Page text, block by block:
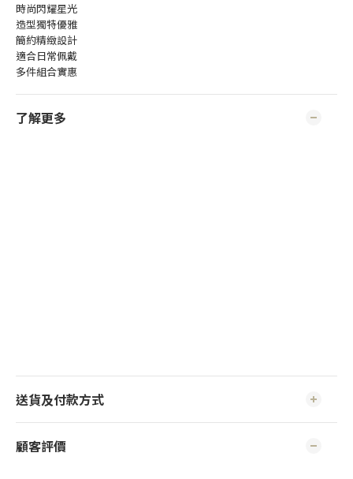
時尚閃耀星光
造型獨特優雅
簡約精緻設計
適合日常佩戴
多件組合實惠
了解更多
送貨及付款方式
顧客評價